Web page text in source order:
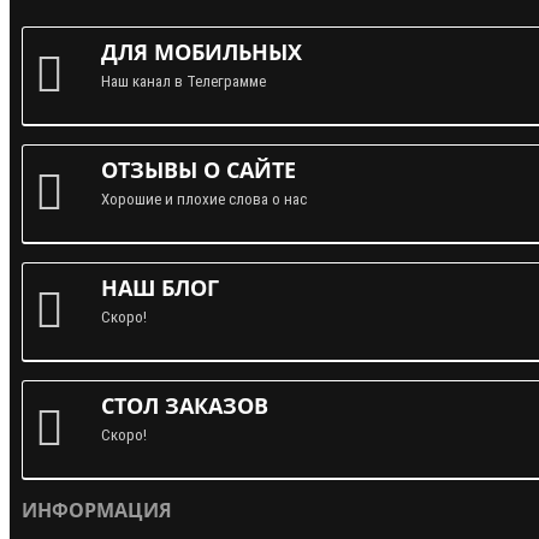
ДЛЯ МОБИЛЬНЫХ
Наш канал в Телеграмме
ОТЗЫВЫ О САЙТЕ
Хорошие и плохие слова о нас
НАШ БЛОГ
Скоро!
СТОЛ ЗАКАЗОВ
Скоро!
ИНФОРМАЦИЯ